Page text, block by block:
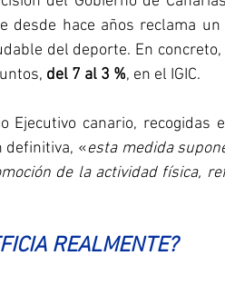
desde hace años reclama
del deporte. En
del 7 al 3 %, en el IGIC.
Ejecutivo canario, recogidas
definitiva, «esta medida
de la actividad física,
REALMENTE?